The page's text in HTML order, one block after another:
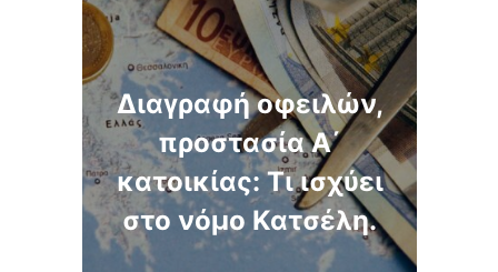
Διαγραφή οφειλών,
προστασία Α΄
κατοικίας: Τι ισχύει
στο νόμο Κατσέλη.